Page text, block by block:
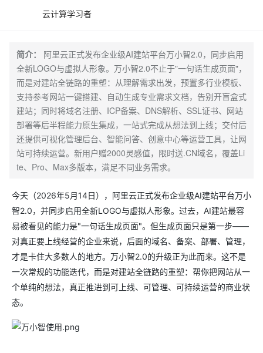
云计算学习者
简介：
阿里云正式发布企业级AI建站平台万小智2.0，同步启用
全新LOGO与虚拟人形象。万小智2.0不止于"一句话生成页面"，
而是对建站全链路的重塑：从理解需求出发，预置多行业模板、
支持参考网站一键搭建、自动生成专业需求文档，告别开盲盒式
建站；同时将域名注册、ICP备案、DNS解析、SSL证书、网站
部署等后半程能力原生集成，一站式完成从想法到上线；交付后
还提供可视化管理后台、智能问答、创意中心等运营工具，让网
站可持续运营。新用户赠2000灵感值，限时送.CN域名，覆盖Li
te、Pro、Max多版本，满足不同业务需求。
今天（2026年5月14日），阿里云正式发布企业级AI建站平台万小
智2.0，并同步启用全新LOGO与虚拟人形象。过去，AI建站最容
易被看见的能力是"一句话生成页面"。但生成页面只是第一步——
对真正要上线经营的企业来说，后面的域名、备案、部署、管理，
才是卡住大多数人的地方。万小智2.0的升级正为此而来。这不是
一次常规的功能迭代，而是对建站全链路的重塑：帮你把网站从一
个单纯的想法，真正推进到可上线、可管理、可持续运营的商业状
态。